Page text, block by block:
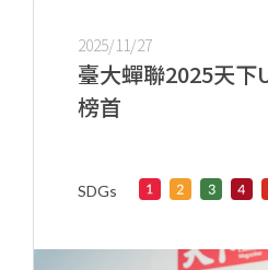
2025/11/27
臺大蟬聯2025天下
榜首
SDGs